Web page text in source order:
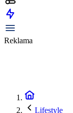
Reklama
Lifestyle